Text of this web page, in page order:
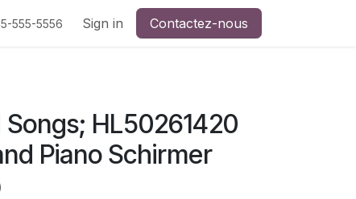
555-5556 Sign in Contactez-nous
HL50261420
Piano Schirmer